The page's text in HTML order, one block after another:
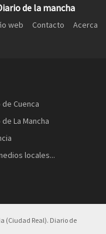
de la mancha
web Contacto
Acerca
de Cuenca
La Mancha
locales...
(Ciudad Real). Diario de